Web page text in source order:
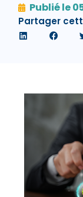
Publié le
Partager